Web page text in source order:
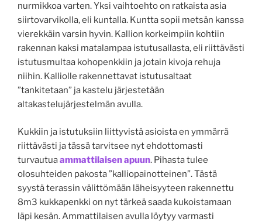
nurmikkoa varten. Yksi vaihtoehto on ratkaista asia
siirtovarvikolla, eli kuntalla. Kuntta sopii metsän kanssa
vierekkäin varsin hyvin. Kallion korkeimpiin kohtiin
rakennan kaksi matalampaa istutusallasta, eli riittävästi
istutusmultaa kohopenkkiin ja jotain kivoja rehuja
niihin. Kalliolle rakennettavat istutusaltaat
”tankitetaan” ja kastelu järjestetään
altakastelujärjestelmän avulla.
Kukkiin ja istutuksiin liittyvistä asioista en ymmärrä
riittävästi ja tässä tarvitsee nyt ehdottomasti
turvautuaammattilaisen apuun. Pihasta tulee
olosuhteiden pakosta ”kalliopainotteinen”. Tästä
syystä terassin välittömään läheisyyteen rakennettu
8m3 kukkapenkki on nyt tärkeä saada kukoistamaan
läpi kesän. Ammattilaisen avulla löytyy varmasti